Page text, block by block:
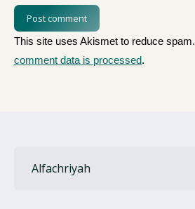
Post comment
This site uses Akismet to reduce spam.
comment data is processed.
Alfachriyah